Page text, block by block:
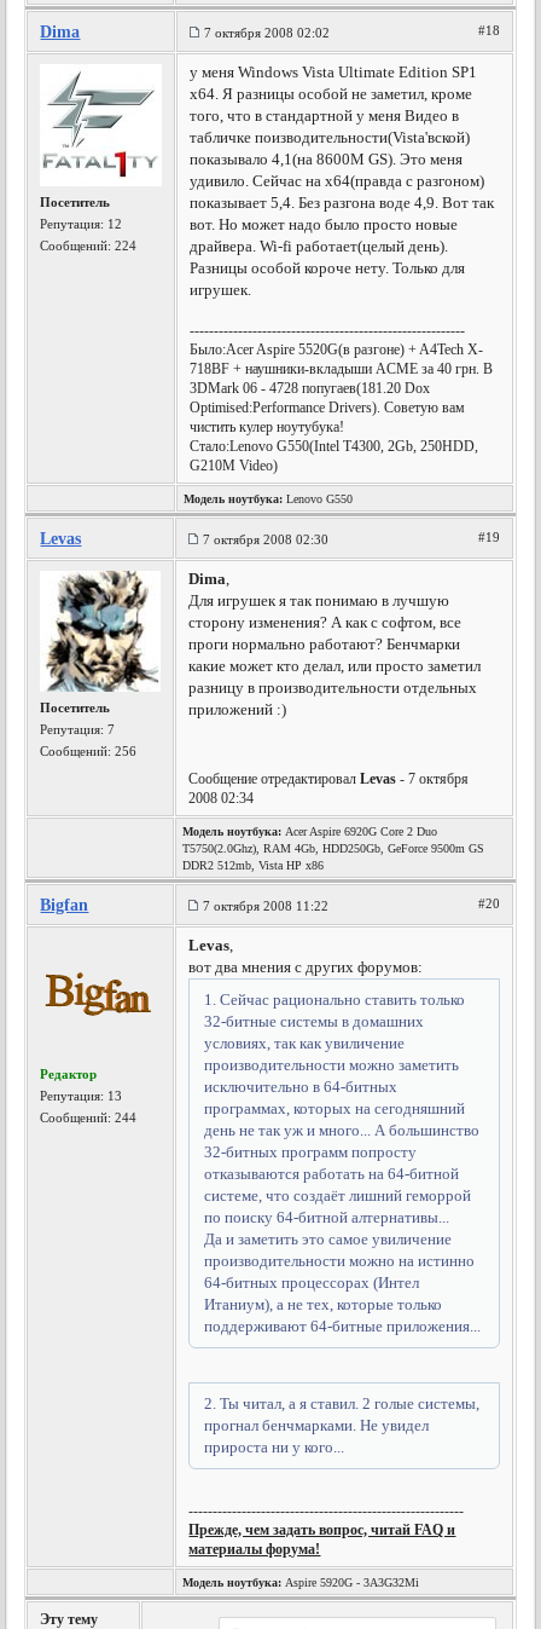
Dima 7 октября 2008 02:02 #18
Посетитель
Репутация: 12
Сообщений: 224
у меня Windows Vista Ultimate Edition SP1
x64. Я разницы особой не заметил, кроме
того, что в стандартной у меня Видео в
табличке поизводительности(Vista'вской)
показывало 4,1(на 8600M GS). Это меня
удивило. Сейчас на x64(правда с разгоном)
показывает 5,4. Без разгона воде 4,9. Вот так
вот. Но может надо было просто новые
драйвера. Wi-fi работает(целый день).
Разницы особой короче нету. Только для
игрушек.
---------------------------------------------------------
Было:Acer Aspire 5520G(в разгоне) + A4Tech X-
718BF + наушники-вкладыши ACME за 40 грн. В
3DMark 06 - 4728 попугаев(181.20 Dox
Optimised:Performance Drivers). Советую вам
чистить кулер ноутубука!
Стало:Lenovo G550(Intel T4300, 2Gb, 250HDD,
G210M Video)
Модель ноутбука: Lenovo G550
Levas 7 октября 2008 02:30 #19
Посетитель
Репутация:7
Сообщений: 256
Dima,
Для игрушек я так понимаю в лучшую
сторону изменения? А как с софтом, все
проги нормально работают? Бенчмарки
какие может кто делал, или просто заметил
разницу в производительности отдельных
приложений :)
Сообщение отредактировалLevas - 7 октября
2008 02:34
Модель ноутбука: Acer Aspire 6920G Core 2 Duo
T5750(2.0Ghz), RAM 4Gb, HDD250Gb, GeForce 9500m GS
DDR2 512mb, Vista HP x86
Bigfan 7 октября 2008 11:22 #20
Редактор
Репутация: 13
Сообщений: 244
Levas,
вот два мнения с других форумов:
1. Сейчас рационально ставить только
32-битные системы в домашних
условиях, так как увиличение
производительности можно заметить
исключительно в 64-битных
программах, которых на сегодняшний
день не так уж и много... А большинство
32-битных программ попросту
отказываются работать на 64-битной
системе, что создаёт лишний геморрой
по поиску 64-битной алтернативы...
Да и заметить это самое увиличение
производительности можно на истинно
64-битных процессорах (Интел
Итаниум), а не тех, которые только
поддерживают 64-битные приложения...
2. Ты читал, а я ставил. 2 голые системы,
прогнал бенчмарками. Не увидел
прироста ни у кого...
---------------------------------------------------------
Прежде, чем задать вопрос, читай FAQ и
материалы форума!
Модель ноутбука: Aspire 5920G - 3A3G32Mi
Эту тему